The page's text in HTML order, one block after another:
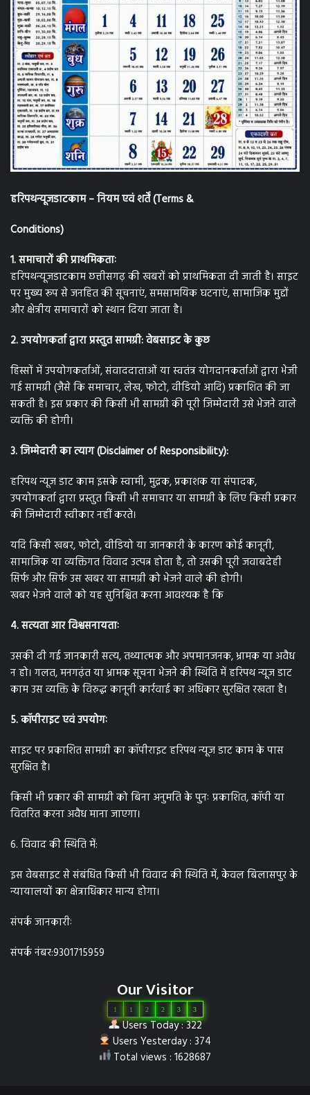
हरिपथन्यूजडाटकाम – नियम एवं शर्तें (Terms &
Conditions)
1. समाचारों की प्राथमिकताः
हरिपथन्यूजडाटकाम छत्तीसगढ़ की खबरों को प्राथमिकता दी जाती है। साइट
पर मुख्य रूप से जनहित की सूचनाएं, समसामयिक घटनाएं, सामाजिक मुद्दों
और क्षेत्रीय समाचारों को स्थान दिया जाता है।
2. उपयोगकर्ता द्वारा प्रस्तुत सामग्री: वेबसाइट के कुछ
हिस्सों में उपयोगकर्ताओं, संवाददाताओं या स्वतंत्र योगदानकर्ताओं द्वारा भेजी
गई सामग्री (जैसे कि समाचार, लेख, फोटो, वीडियो आदि) प्रकाशित की जा
सकती है। इस प्रकार की किसी भी सामग्री की पूरी जिम्मेदारी उसे भेजने वाले
व्यक्ति की होगी।
3. जिम्मेदारी का त्याग (Disclaimer of Responsibility):
हरिपथ न्यूज डाट काम इसके स्वामी, मुद्रक, प्रकाशक या संपादक,
उपयोगकर्ता द्वारा प्रस्तुत किसी भी समाचार या सामग्री के लिए किसी प्रकार
की जिम्मेदारी स्वीकार नहीं करते।
यदि किसी खबर, फोटो, वीडियो या जानकारी के कारण कोई कानूनी,
सामाजिक या व्यक्तिगत विवाद उत्पन्न होता है, तो उसकी पूरी जवाबदेही
सिर्फ और सिर्फ उस खबर या सामग्री को भेजने वाले की होगी।
खबर भेजने वाले को यह सुनिश्चित करना आवश्यक है कि
4. सत्यता आर विश्वसनायताः
उसकी दी गई जानकारी सत्य, तथ्यात्मक और अपमानजनक, भ्रामक या अवैध
न हो। गलत, मनगढ़ंत या भ्रामक सूचना भेजने की स्थिति में हरिपथ न्यूज डाट
काम उस व्यक्ति के विरुद्ध कानूनी कार्रवाई का अधिकार सुरक्षित रखता है।
5. कॉपीराइट एवं उपयोगः
साइट पर प्रकाशित सामग्री का कॉपीराइट हरिपथ न्यूज डाट काम के पास
सुरक्षित है।
किसी भी प्रकार की सामग्री को बिना अनुमति के पुनः प्रकाशित, कॉपी या
वितरित करना अवैध माना जाएगा।
6. विवाद की स्थिति में:
इस वेबसाइट से संबंधित किसी भी विवाद की स्थिति में, केवल बिलासपुर के
न्यायालयों का क्षेत्राधिकार मान्य होगा।
संपर्क जानकारीः
संपर्क नंबर:9301715959
Our Visitor
1 1 2 2 3 3
Users Today : 322
Users Yesterday : 374
Total views : 1628687